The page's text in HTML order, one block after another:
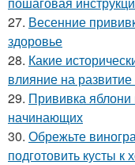
27. Весенние
здоровье
28. Какие
влияние на
29. Прививка яблони
начинающих
30. Обрежьте
подготовить кусты к